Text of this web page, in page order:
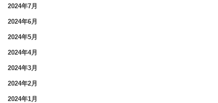
2024年7月
2024年6月
2024年5月
2024年4月
2024年3月
2024年2月
2024年1月